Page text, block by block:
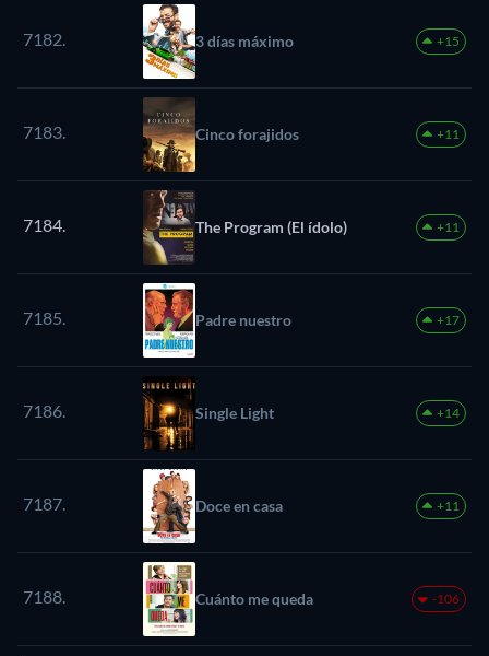
7182. 3 días máximo +15
7183. Cinco forajidos +11
7184. The Program (El ídolo) +11
7185. Padre nuestro +17
7186. Single Light +14
7187. Doce en casa +11
7188. Cuánto me queda -106